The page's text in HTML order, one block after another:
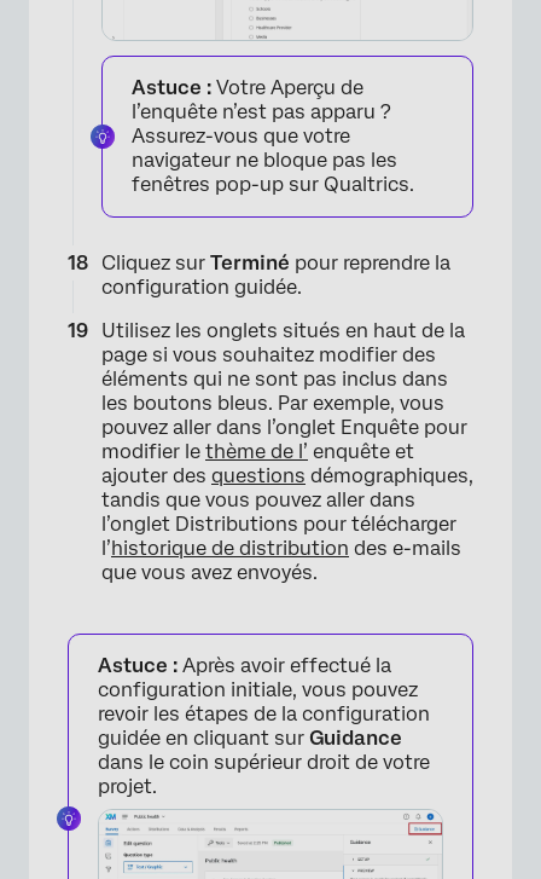
Astuce : Votre Aperçu de
l’enquête n’est pas apparu ?
Assurez-vous que votre
navigateur ne bloque pas les
fenêtres pop-up sur Qualtrics.
Cliquez sur Terminé pour reprendre la
configuration guidée.
Utilisez les onglets situés en haut de la
page si vous souhaitez modifier des
éléments qui ne sont pas inclus dans
les boutons bleus. Par exemple, vous
pouvez aller dans l’onglet Enquête pour
modifier le thème de l’ enquête et
ajouter des questions démographiques,
tandis que vous pouvez aller dans
l’onglet Distributions pour télécharger
l’historique de distribution des e-mails
que vous avez envoyés.
Astuce : Après avoir effectué la
configuration initiale, vous pouvez
revoir les étapes de la configuration
guidée en cliquant sur Guidance
dans le coin supérieur droit de votre
projet.